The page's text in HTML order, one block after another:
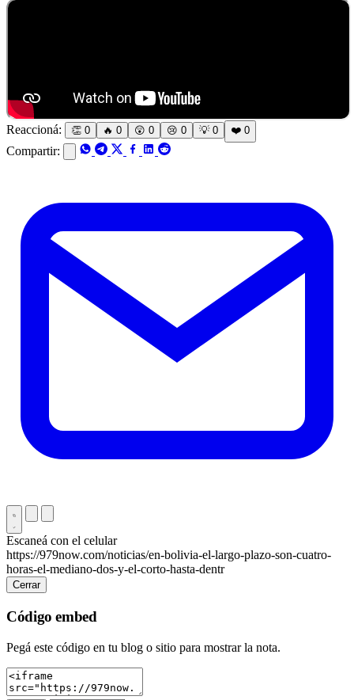
Reaccioná: 👏 0 🔥 0 😲 0 😢 0 💡 0 ❤️ 0
Compartir:
Escaneá con el celular
https://979now.com/noticias/en-bolivia-el-largo-plazo-son-cuatro-
horas-el-mediano-dos-y-el-corto-hasta-dentr
Cerrar
Código embed
Pegá este código en tu blog o sitio para mostrar la nota.